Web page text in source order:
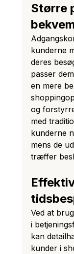
Større
kunderne
deres
passer
en mere
og
med
kunderne
mens de
træffer
Ved at
i
kan
kunder i